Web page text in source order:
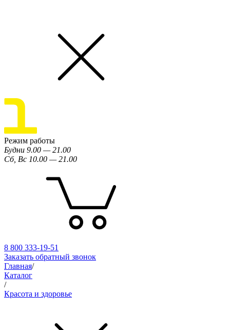
Режим работы
Будни 9.00 — 21.00
Сб, Вс 10.00 — 21.00
8 800 333-19-51
Заказать обратный звонок
Главная/
Каталог
/
Красота и здоровье